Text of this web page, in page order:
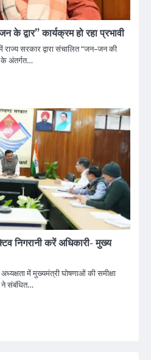
कार्यक्रम हो रहा प्रभावी
सरकार द्वारा संचालित “जन–जन की
के अंतर्गत…
निगरानी करें अधिकारी- मुख्य
में मुख्यमंत्री घोषणाओं की समीक्षा
संबंधित…